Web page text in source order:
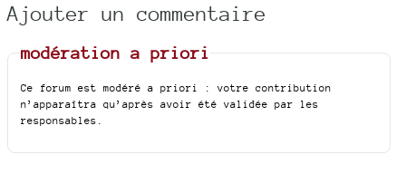
Ajouter un commentaire
modération a priori
Ce forum est modéré a priori : votre contribution
n’apparaîtra qu’après avoir été validée par les
responsables.